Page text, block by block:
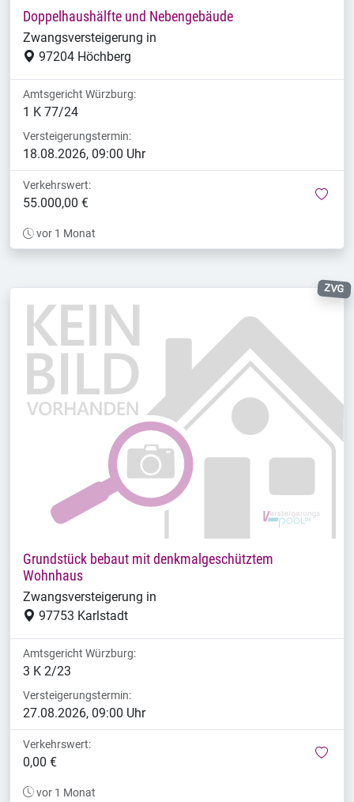
Doppelhaushälfte und Nebengebäude
Zwangsversteigerung in
97204 Höchberg
Amtsgericht Würzburg:
1 K 77/24
Versteigerungstermin:
18.08.2026, 09:00 Uhr
Verkehrswert:
55.000,00 €
vor 1 Monat
ZVG
Grundstück bebaut mit denkmalgeschütztem
Wohnhaus
Zwangsversteigerung in
97753 Karlstadt
Amtsgericht Würzburg:
3 K 2/23
Versteigerungstermin:
27.08.2026, 09:00 Uhr
Verkehrswert:
0,00 €
vor 1 Monat